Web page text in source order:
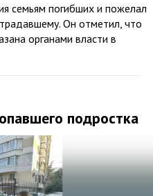
семьям погибших и пожелал
Он отметил, что
органами власти в
подростка